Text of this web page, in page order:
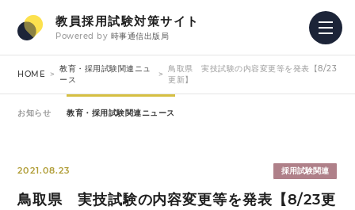
教員採用試験対策サイト
Powered by 時事通信出版局
HOME
教育・採用試験関連ニュ
ース
鳥取県 実技試験の内容変更等を発表【8/23
更新】
お知らせ 教育・採用試験関連ニュース
2021.08.23 採用試験関連
鳥取県 実技試験の内容変更等を発表【8/23更